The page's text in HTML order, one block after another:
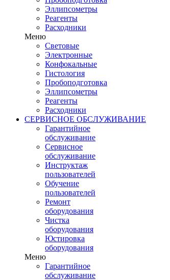
Эллипсометры
Реагенты
Расходники
Меню
Световые
Электронные
Конфокальные
Гистология
Пробоподготовка
Эллипсометры
Реагенты
Расходники
СЕРВИСНОЕ ОБСЛУЖИВАНИЕ
Гарантийное
обслуживание
Сервисное
обслуживание
Инструктаж
пользователей
Обучение
пользователей
Ремонт
оборудования
Чистка
оборудования
Юстировка
оборудования
Меню
Гарантийное
обслуживание